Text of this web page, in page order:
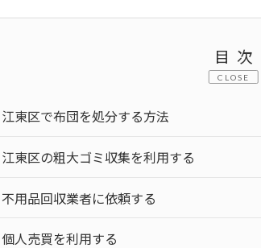
目次
CLOSE
江東区で布団を処分する方法
江東区の粗大ゴミ収集を利用する
不用品回収業者に依頼する
個人売買を利用する